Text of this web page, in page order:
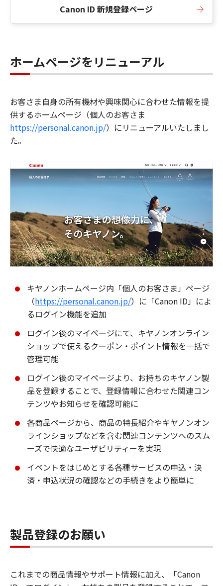
Canon ID 新規登録ページ
ホームページをリニューアル
お客さま自身の所有機材や興味関心に合わせた情報を提
供するホームページ（個人のお客さま
https://personal.canon.jp/）にリニューアルいたしまし
た。
キヤノンホームページ内「個人のお客さま」ページ
（https://personal.canon.jp/）に「Canon ID」によ
るログイン機能を追加
ログイン後のマイページにて、キヤノンオンライン
ショップで使えるクーポン・ポイント情報を一括で
管理可能
ログイン後のマイページより、お持ちのキヤノン製
品を登録することで、登録情報に合わせた関連コン
テンツやお知らせを確認可能に
各商品ページから、商品の特長紹介やキヤノンオン
ラインショップなどを含む関連コンテンツへのスム
ーズで快適なユーザビリティーを実現
イベントをはじめとする各種サービスの申込・決
済・申込状況の確認などの手続きをより簡単に
製品登録のお願い
これまでの商品情報やサポート情報に加え、「Canon